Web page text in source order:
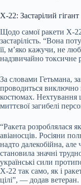
Х-22: Застарілий
Щодо самої ракети Х-
застарілість. “Вона
її, м’яко кажучи, не
надзвичайно токсичне
За словами Гетьмана,
проводиться виключно
костюмах. Нехтування
миттєвої загибелі
“Ракета розроблялася
авіаносців. Росіяни
надто далекобійна,
становила значні
українські сили
Х-22 так само, як і
цілі”, — додав ветеран.